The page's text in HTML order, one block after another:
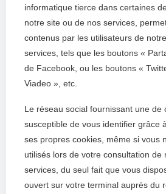
informatique tierce dans certaines
notre site ou de nos services,
contenus par les utilisateurs de
services, tels que les boutons «
de Facebook, ou les boutons «
Viadeo », etc.
Le réseau social fournissant une de
susceptible de vous identifier grâce
ses propres cookies, même si vous
utilisés lors de votre consultation de
services, du seul fait que vous
ouvert sur votre terminal auprès du